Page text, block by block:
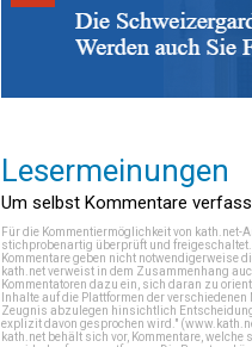
Lesermeinungen
Um selbst Kommentare
Für die Kommentiermöglichkeit von kath.net-
stichprobenartig überprüft und
Kommentare geben nicht notwendigerweise
kath.net verweist in dem Zusammenhang
Kommentatoren dazu ein, sich daran zu
Inhalte auf die Plattformen der
Zeugnis abzulegen hinsichtlich
explizit davon gesprochen wird." (
kath.net behält sich vor, Kommentare,